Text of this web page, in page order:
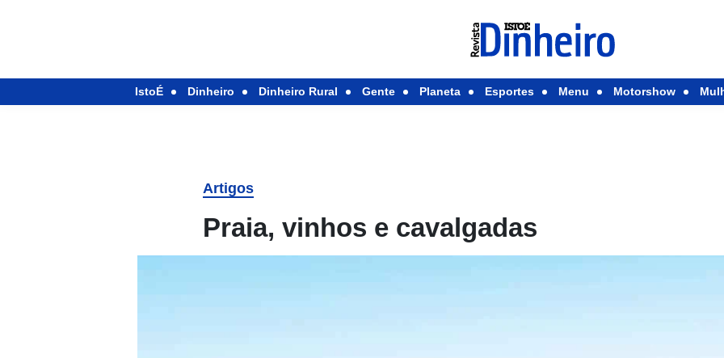
IstoÉ Dinheiro Dinheiro Rural Gente Planeta Esportes Menu Motorshow
Artigos
Praia, vinhos e cavalgadas